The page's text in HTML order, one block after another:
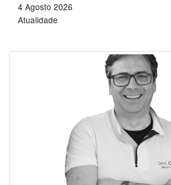
4 Agosto 2026
Atualidade